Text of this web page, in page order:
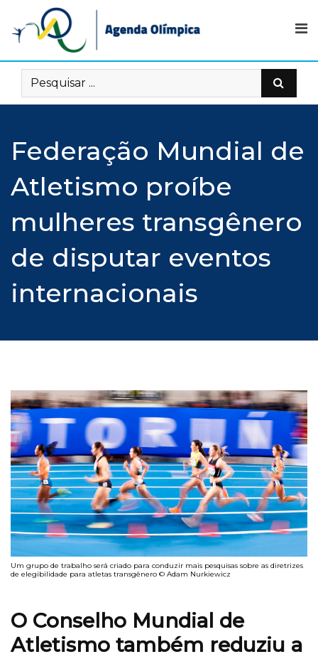
content
Federação Mundial de
Atletismo proíbe
mulheres transgênero
de disputar eventos
internacionais
Um grupo de trabalho será criado para conduzir mais pesquisas sobre as diretrizes
de elegibilidade para atletas transgênero © Adam Nurkiewicz
O Conselho Mundial de
Atletismo também reduziu a